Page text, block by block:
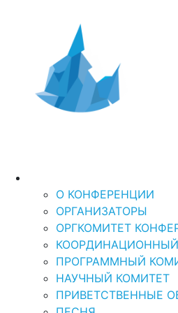
О КОНФЕРЕНЦИИ
ОРГАНИЗАТОРЫ
ОРГКОМИТЕТ
ПРОГРАММНЫЙ
НАУЧНЫЙ КОМИТЕТ
ПРИВЕТСТВЕННЫЕ